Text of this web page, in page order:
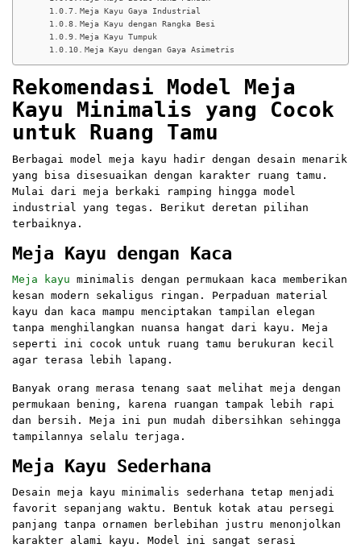
Meja Kayu Gaya Industrial
Meja Kayu dengan Rangka Besi
Meja Kayu Tumpuk
Meja Kayu dengan Gaya Asimetris
Rekomendasi Model Meja
Kayu Minimalis yang Cocok
untuk Ruang Tamu
Berbagai model meja kayu hadir dengan desain menarik
yang bisa disesuaikan dengan karakter ruang tamu.
Mulai dari meja berkaki ramping hingga model
industrial yang tegas. Berikut deretan pilihan
terbaiknya.
Meja Kayu dengan Kaca
Meja kayu minimalis dengan permukaan kaca memberikan
kesan modern sekaligus ringan. Perpaduan material
kayu dan kaca mampu menciptakan tampilan elegan
tanpa menghilangkan nuansa hangat dari kayu. Meja
seperti ini cocok untuk ruang tamu berukuran kecil
agar terasa lebih lapang.
Banyak orang merasa tenang saat melihat meja dengan
permukaan bening, karena ruangan tampak lebih rapi
dan bersih. Meja ini pun mudah dibersihkan sehingga
tampilannya selalu terjaga.
Meja Kayu Sederhana
Desain meja kayu minimalis sederhana tetap menjadi
favorit sepanjang waktu. Bentuk kotak atau persegi
panjang tanpa ornamen berlebihan justru menonjolkan
karakter alami kayu. Model ini sangat serasi